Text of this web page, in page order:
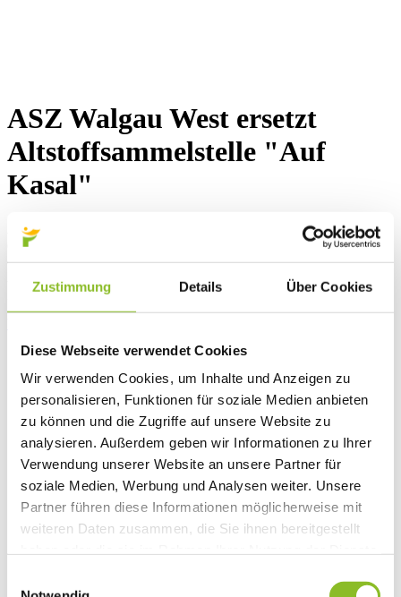
Zustimmung Details Über Cookies
Diese Webseite verwendet Cookies
Wir verwenden Cookies, um Inhalte und Anzeigen zu
personalisieren, Funktionen für soziale Medien anbieten
zu können und die Zugriffe auf unsere Website zu
analysieren. Außerdem geben wir Informationen zu Ihrer
Verwendung unserer Website an unsere Partner für
soziale Medien, Werbung und Analysen weiter. Unsere
Partner führen diese Informationen möglicherweise mit
weiteren Daten zusammen, die Sie ihnen bereitgestellt
ASZ Walgau West ersetzt
Altstoffsammelstelle "Auf
Kasal"
Ab 29. Oktober 2021 können Elektrogeräte, Alteisen, Problemstoffe
etc. im Wiesenfeldweg abgegeben werden. Auf dem Firmengelände
der Loacker Recycling GmbH entsteht das neue
Altstoffsammelzentrum Walgau West. Die Problemstoffsammelstelle
„Auf Kasal“ wird geschlossen.